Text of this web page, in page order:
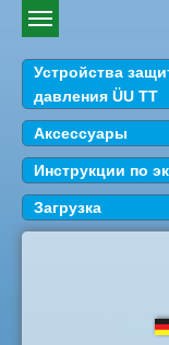
Устройства
давления ÜU TT
Аксессуары
Инструкции по
Загрузка